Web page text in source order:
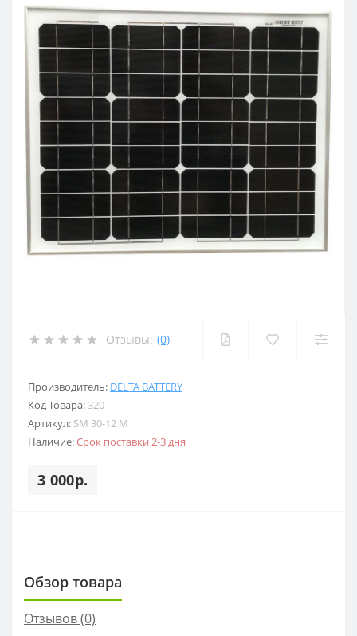
Отзывы: (0)
Производитель: DELTA BATTERY
Код Товара: 320
Артикул: SM 30-12 M
Наличие:Срок поставки 2-3 дня
3 000р.
Обзор товара
Отзывов (0)